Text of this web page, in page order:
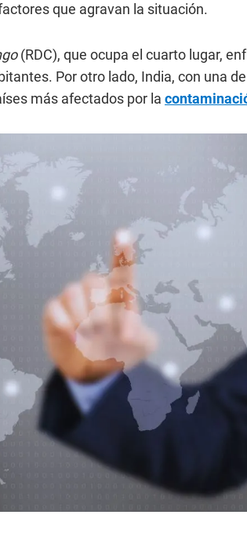
que agravan la situación.
(RDC), que ocupa el cuarto lugar,
Por otro lado, India, con una
más afectados por la